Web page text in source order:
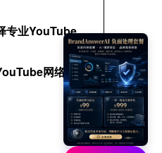
专业YouTube
网络公